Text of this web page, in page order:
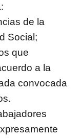
de la
Social;
que
a la
convocada